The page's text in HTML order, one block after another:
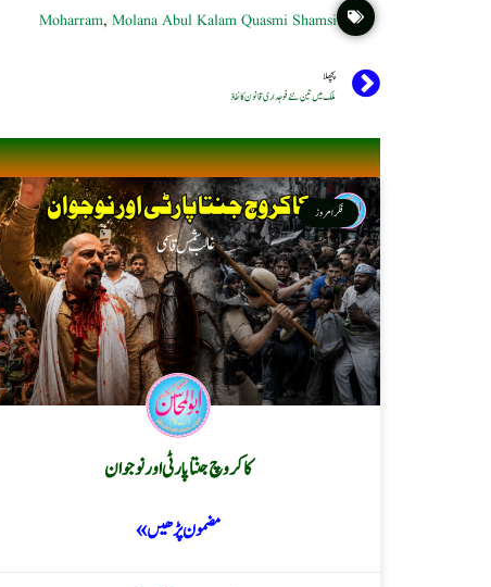
Moharram, Molana Abul Kalam Quasmi Shamsi
پچھلا
ملک میں تین نئے فوجداری قانون کا نفاذ
فکر امروز
کاکروچ جنتا پارٹی اور نوجوان
مضمون پڑھیں »